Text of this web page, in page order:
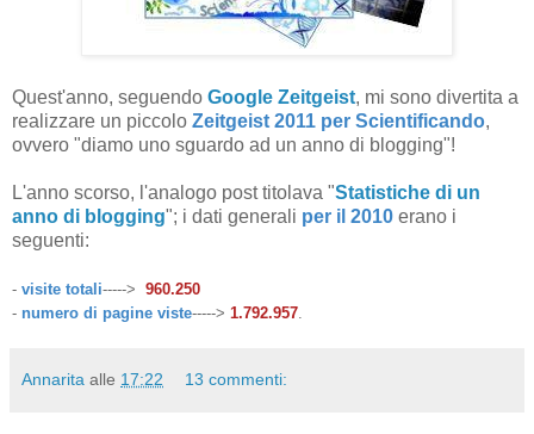
Quest'anno, seguendo Google Zeitgeist, mi sono divertita a
realizzare un piccolo Zeitgeist 2011 per Scientificando,
ovvero "diamo uno sguardo ad un anno di blogging"!
L'anno scorso, l'analogo post titolava "Statistiche di un
anno di blogging"; i dati generali per il 2010 erano i
seguenti:
- visite totali-----> 960.250
- numero di pagine viste-----> 1.792.957
Annarita alle 17:22 13 commenti: